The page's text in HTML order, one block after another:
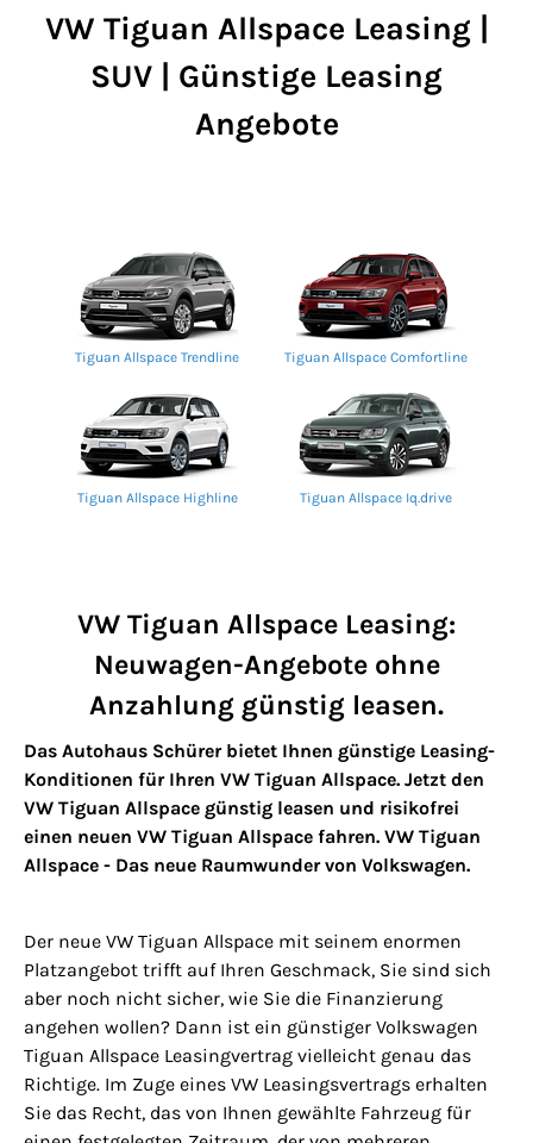
VW Tiguan Allspace Leasing |
SUV | Günstige Leasing
Angebote
Tiguan Allspace Trendline Tiguan Allspace Comfortline
Tiguan Allspace Highline Tiguan Allspace Iq.drive
VW Tiguan Allspace Leasing:
Neuwagen-Angebote ohne
Anzahlung günstig leasen.
Das Autohaus Schürer bietet Ihnen günstige Leasing-
Konditionen für Ihren VW Tiguan Allspace. Jetzt den
VW Tiguan Allspace günstig leasen und risikofrei
einen neuen VW Tiguan Allspace fahren. VW Tiguan
Allspace - Das neue Raumwunder von Volkswagen.
Der neue VW Tiguan Allspace mit seinem enormen
Platzangebot trifft auf Ihren Geschmack, Sie sind sich
aber noch nicht sicher, wie Sie die Finanzierung
angehen wollen? Dann ist ein günstiger Volkswagen
Tiguan Allspace Leasingvertrag vielleicht genau das
Richtige. Im Zuge eines VW Leasingsvertrags erhalten
Sie das Recht, das von Ihnen gewählte Fahrzeug für